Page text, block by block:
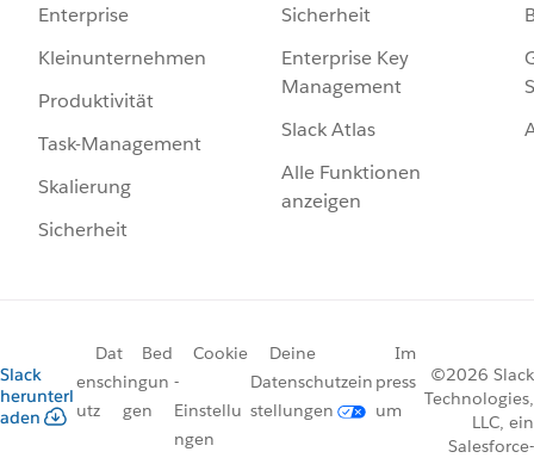
Enterprise
Kleinunternehmen
Produktivität
Task-Management
Skalierung
Sicherheit
Sicherheit
Enterprise Key
Management
Slack Atlas
Alle Funktionen
anzeigen
Slack
herunterl
aden
Dat
ensch
utz
Bed
ingun
gen
Cookie
-
Einstellu
ngen
Deine
Datenschutzein
stellungen
Im
press
um
©2026 Slack
Technologies,
LLC, ein
Salesforce-